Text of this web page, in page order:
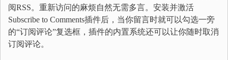
阅RSS。重新访问的麻烦自然无需多言。安装并激活
Subscribe to Comments插件后，当你留言时就可以勾选一旁
的“订阅评论”复选框，插件的内置系统还可以让你随时取消
订阅评论。